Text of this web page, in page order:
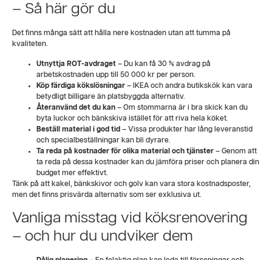
– Så här gör du
Det finns många sätt att hålla nere kostnaden utan att tumma på
kvaliteten.
Utnyttja ROT-avdraget – Du kan få 30 % avdrag på
arbetskostnaden upp till 50 000 kr per person.
Köp färdiga kökslösningar – IKEA och andra butikskök kan vara
betydligt billigare än platsbyggda alternativ.
Återanvänd det du kan – Om stommarna är i bra skick kan du
byta luckor och bänkskiva istället för att riva hela köket.
Beställ material i god tid – Vissa produkter har lång leveranstid
och specialbeställningar kan bli dyrare.
Ta reda på kostnader för olika material och tjänster – Genom att
ta reda på dessa kostnader kan du jämföra priser och planera din
budget mer effektivt.
Tänk på att kakel, bänkskivor och golv kan vara stora kostnadsposter,
men det finns prisvärda alternativ som ser exklusiva ut.
Vanliga misstag vid köksrenovering
– och hur du undviker dem